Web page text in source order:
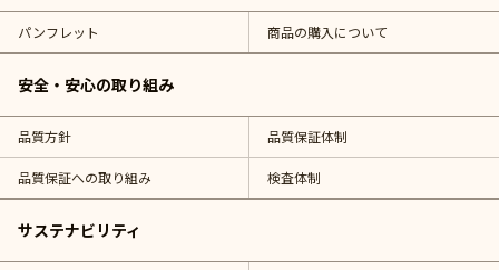
パンフレット 商品の購入について
安全・安心の取り組み
品質方針 品質保証体制
品質保証への取り組み 検査体制
サステナビリティ